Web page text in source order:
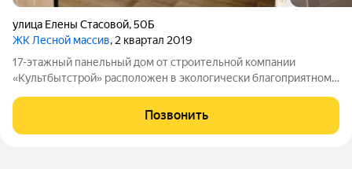
улица Елены Стасовой,50Б
ЖК Лесной массив, 2 квартал 2019
17-этажный панельный дом от строительной компании
«Культбытстрой» расположен в экологически благоприятном
чистовая отделка от застройщика. В нее входят: современные
стеклопакеты, остекление
Позвонить